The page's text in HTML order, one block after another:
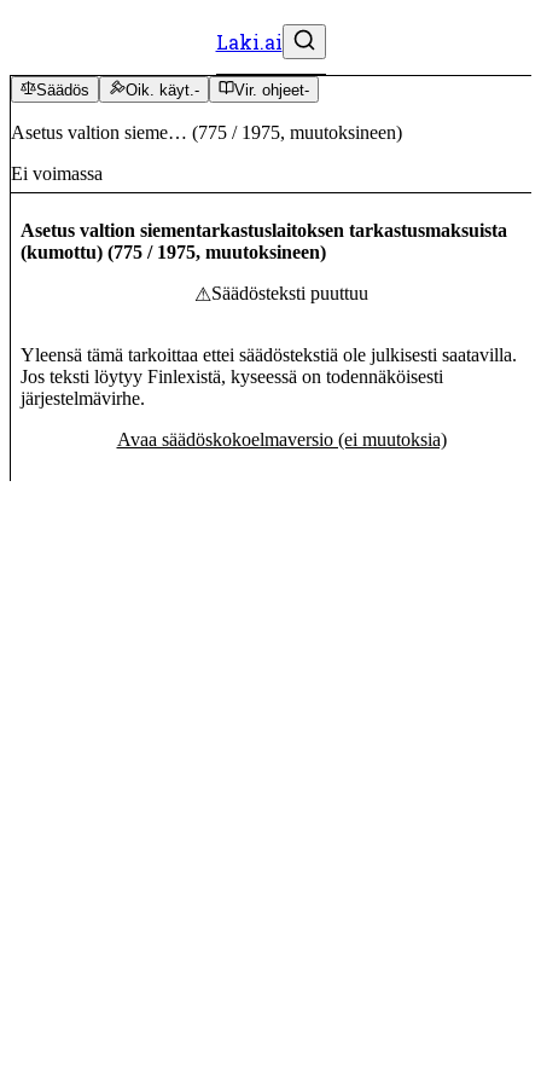
Laki.ai
Säädös Oik. käyt.- Vir. ohjeet-
Asetus valtion sieme… (775 / 1975, muutoksineen)
Ei voimassa
Asetus valtion siementarkastuslaitoksen tarkastusmaksuista
(kumottu) (775 / 1975, muutoksineen)
⚠Säädösteksti puuttuu
Yleensä tämä tarkoittaa ettei säädöstekstiä ole julkisesti saatavilla.
Jos teksti löytyy Finlexistä, kyseessä on todennäköisesti
järjestelmävirhe.
Avaa säädöskokoelmaversio (ei muutoksia)